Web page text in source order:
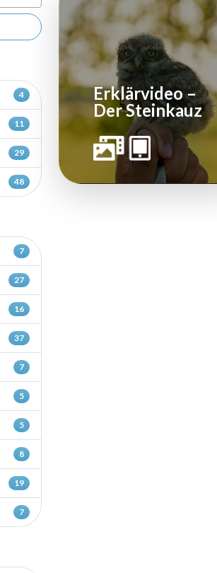
4
11
29
48
7
27
16
37
7
5
5
8
19
7
Erklärvideo –
Der Steinkauz